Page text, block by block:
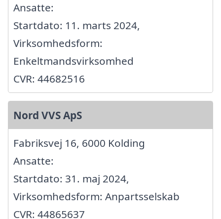
Ansatte:
Startdato: 11. marts 2024,
Virksomhedsform:
Enkeltmandsvirksomhed
CVR: 44682516
Nord VVS ApS
Fabriksvej 16, 6000 Kolding
Ansatte:
Startdato: 31. maj 2024,
Virksomhedsform: Anpartsselskab
CVR: 44865637